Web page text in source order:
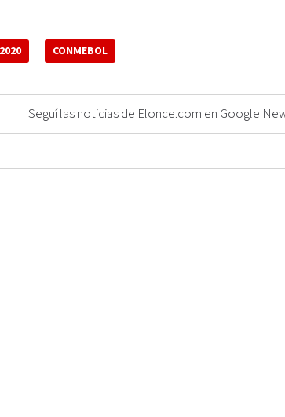
CONMEBOL
Seguí las noticias de Elonce.com en Google